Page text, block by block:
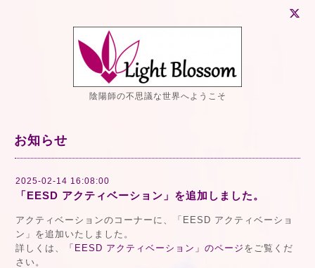
陰陽師の不思議な世界へようこそ
お知らせ
2025-02-14 16:08:00
「EESD アクティベーション」を追加しました。
アクティベーションのコーナーに、「EESD アクティベーショ
ン」を追加いたしました。
詳しくは、
「EESD アクティベーション」のページ をご覧くだ
さい。